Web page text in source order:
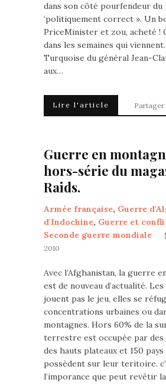
dans son côté pourfendeur du
‘politiquement correct ». Un
PriceMinister et zou, acheté !
dans les semaines qui
Turquoise du général Jean-
aux…
Lire l'article Partager
Guerre en
hors-série du
Raids.
Armée française, Guerre
d'Indochine, Guerre et
Seconde guerre mondiale
2010
Avec l’Afghanistan, la guerre
est de nouveau d’actualité.
jouent pas le jeu, elles se
concentrations urbaines ou
montagnes. Hors 60% de la
terrestre est occupée par des
des hauts plateaux et 150
possèdent sur leur teritoire.
l’imporance que peut revêtir